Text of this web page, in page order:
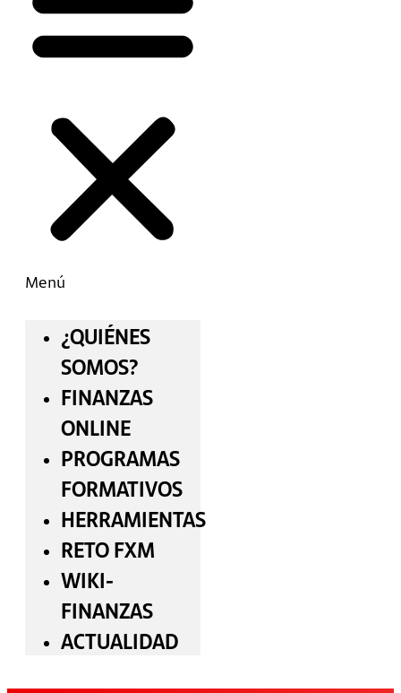
Menú
¿QUIÉNES
SOMOS?
FINANZAS
ONLINE
PROGRAMAS
FORMATIVOS
HERRAMIENTAS
RETO FXM
WIKI-
FINANZAS
ACTUALIDAD